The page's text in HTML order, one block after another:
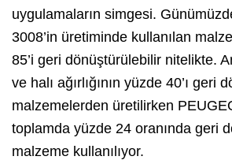
uygulamaların simgesi.
3008’in üretiminde kullanılan
85’i geri dönüştürülebilir nitelikte.
ve halı ağırlığının yüzde 40’ı geri
malzemelerden üretilirken
toplamda yüzde 24 oranında geri
malzeme kullanılıyor.